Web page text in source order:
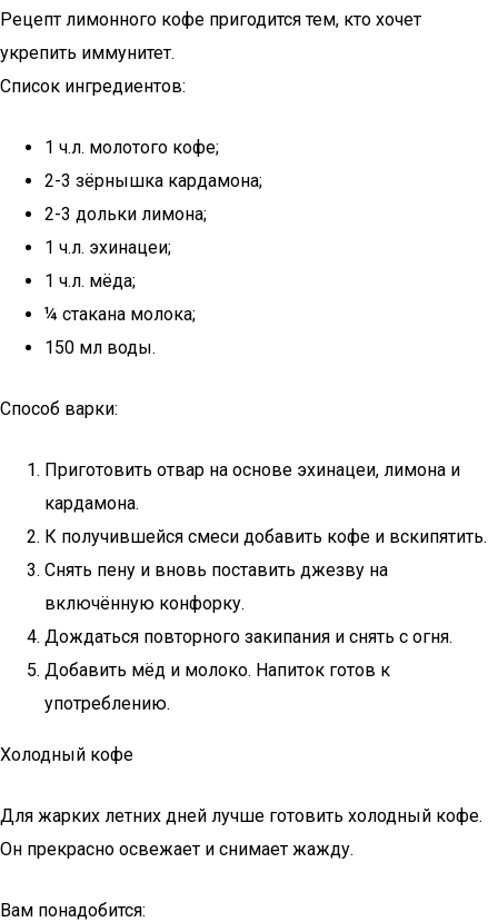
Рецепт лимонного кофе пригодится тем, кто хочет
укрепить иммунитет.
Список ингредиентов:
1 ч.л. молотого кофе;
2-3 зёрнышка кардамона;
2-3 дольки лимона;
1 ч.л. эхинацеи;
1 ч.л. мёда;
¼ стакана молока;
150 мл воды.
Способ варки:
Приготовить отвар на основе эхинацеи, лимона и
кардамона.
К получившейся смеси добавить кофе и вскипятить.
Снять пену и вновь поставить джезву на
включённую конфорку.
Дождаться повторного закипания и снять с огня.
Добавить мёд и молоко. Напиток готов к
употреблению.
Холодный кофе
Для жарких летних дней лучше готовить холодный кофе.
Он прекрасно освежает и снимает жажду.
Вам понадобится: